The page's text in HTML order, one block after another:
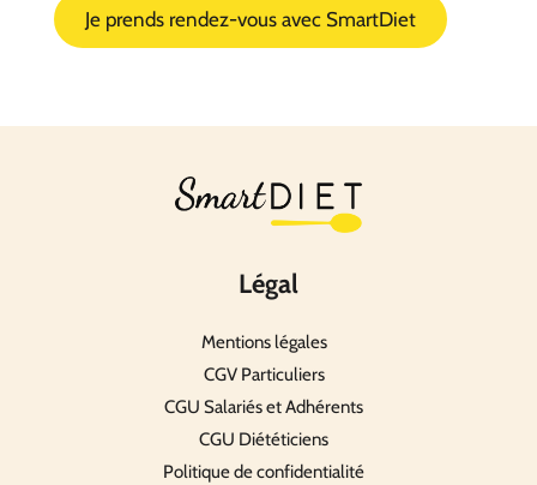
Je prends rendez-vous avec SmartDiet
Légal
Mentions légales
CGV Particuliers
CGU Salariés et Adhérents
CGU Diététiciens
Politique de confidentialité